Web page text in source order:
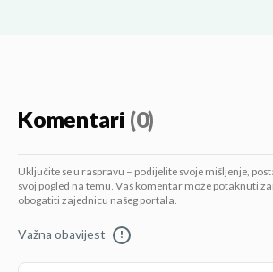
Komentari (0)
Uključite se u raspravu – podijelite svoje mišljenje,
svoj pogled na temu. Vaš komentar može potaknuti
obogatiti zajednicu našeg portala.
Važna obavijest !